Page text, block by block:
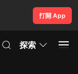
打開 App
探索